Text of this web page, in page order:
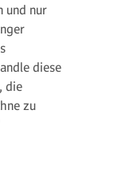
und nur
diese
die
zu